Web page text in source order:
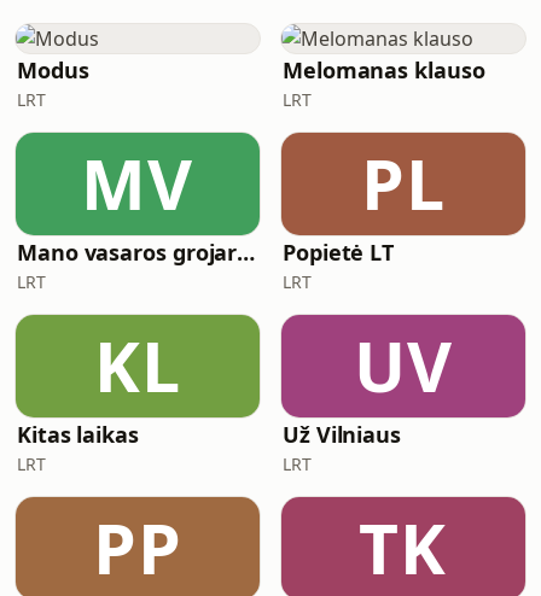
Modus
LRT
Melomanas klauso
LRT
MV
Mano vasaros grojaraštis
LRT
PL
Popietė LT
LRT
KL
Kitas laikas
LRT
UV
Už Vilniaus
LRT
PP TK